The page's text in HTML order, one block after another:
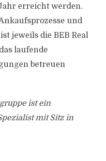
erreicht werden.
und
jeweils die BEB Real
laufende
betreuen
ist ein
mit Sitz in